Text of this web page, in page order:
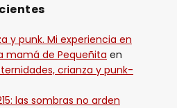
y punk. Mi experiencia en
mamá de Pequeñita en
crianza y punk-
las sombras no arden